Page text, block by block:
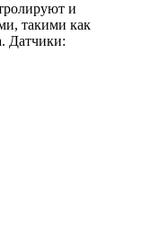
и
такими как
Датчики: